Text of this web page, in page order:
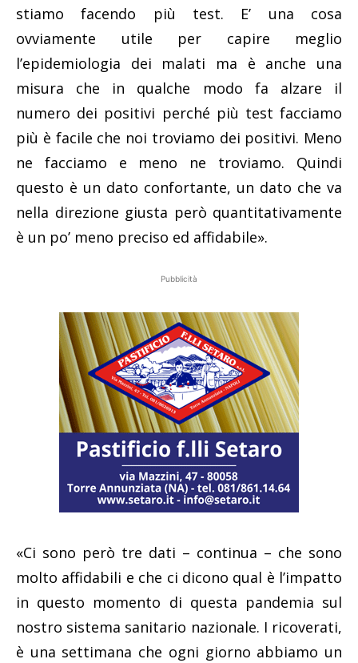
stiamo facendo più test. E’ una cosa
ovviamente utile per capire meglio
l’epidemiologia dei malati ma è anche una
misura che in qualche modo fa alzare il
numero dei positivi perché più test facciamo
più è facile che noi troviamo dei positivi. Meno
ne facciamo e meno ne troviamo. Quindi
questo è un dato confortante, un dato che va
nella direzione giusta però quantitativamente
è un po’ meno preciso ed affidabile».
Pubblicità
«Ci sono però tre dati – continua – che sono
molto affidabili e che ci dicono qual è l’impatto
in questo momento di questa pandemia sul
nostro sistema sanitario nazionale. I ricoverati,
è una settimana che ogni giorno abbiamo un